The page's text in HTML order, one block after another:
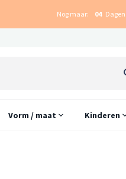
Nog maar: 04 Dagen
Vorm / maat Kinderen